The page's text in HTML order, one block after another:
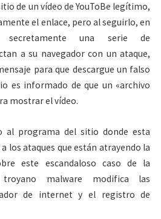
de un vídeo de YouToBe legítimo,
el enlace, pero al seguirlo, en
una serie de
a su navegador con un ataque,
para que descargue un falso
es informado de que un «archivo
mostrar el vídeo.
al programa del sitio donde esta
los ataques que están atrayendo la
este escandaloso caso de la
malware modifica las
de internet y el registro de